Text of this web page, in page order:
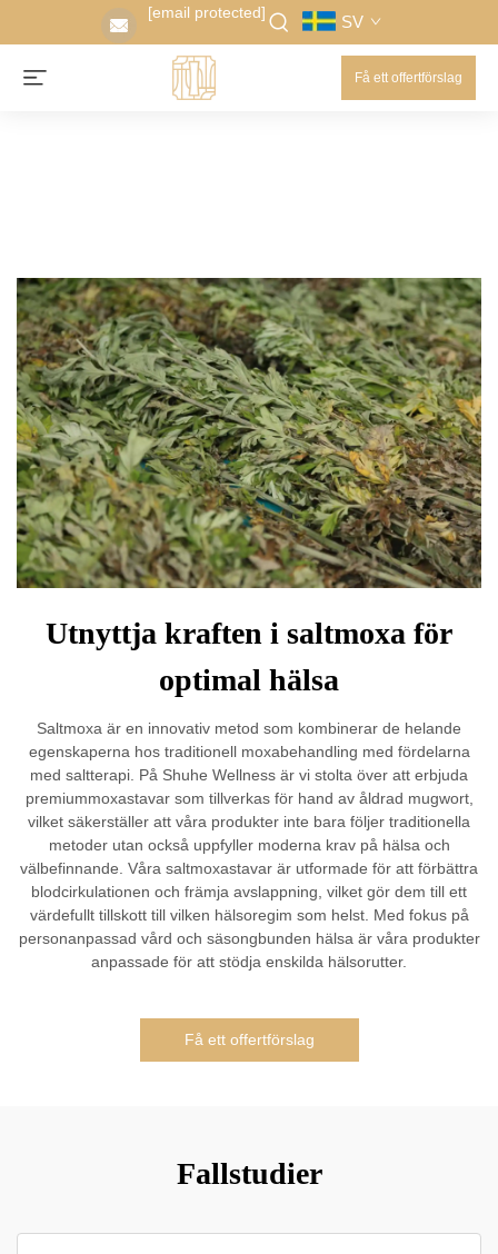
[email protected] SV
Få ett offertförslag
Utnyttja kraften i saltmoxa för
optimal hälsa
Saltmoxa är en innovativ metod som kombinerar de helande
egenskaperna hos traditionell moxabehandling med fördelarna
med saltterapi. På Shuhe Wellness är vi stolta över att erbjuda
premiummoxastavar som tillverkas för hand av åldrad mugwort,
vilket säkerställer att våra produkter inte bara följer traditionella
metoder utan också uppfyller moderna krav på hälsa och
välbefinnande. Våra saltmoxastavar är utformade för att förbättra
blodcirkulationen och främja avslappning, vilket gör dem till ett
värdefullt tillskott till vilken hälsoregim som helst. Med fokus på
personanpassad vård och säsongbunden hälsa är våra produkter
anpassade för att stödja enskilda hälsorutter.
Få ett offertförslag
Fallstudier